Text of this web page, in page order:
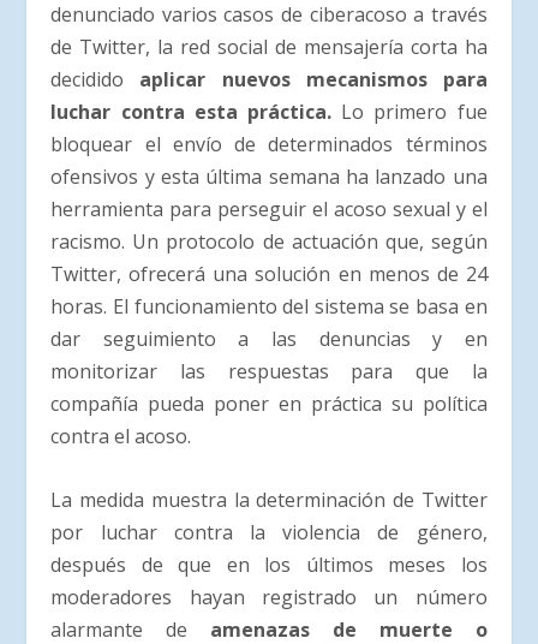
denunciado varios casos de ciberacoso a través
de Twitter, la red social de mensajería corta ha
decidido aplicar nuevos mecanismos para
luchar contra esta práctica. Lo primero fue
bloquear el envío de determinados términos
ofensivos y esta última semana ha lanzado una
herramienta para perseguir el acoso sexual y el
racismo. Un protocolo de actuación que, según
Twitter, ofrecerá una solución en menos de 24
horas. El funcionamiento del sistema se basa en
dar seguimiento a las denuncias y en
monitorizar las respuestas para que la
compañía pueda poner en práctica su política
contra el acoso.
La medida muestra la determinación de Twitter
por luchar contra la violencia de género,
después de que en los últimos meses los
moderadores hayan registrado un número
alarmante de amenazas de muerte o